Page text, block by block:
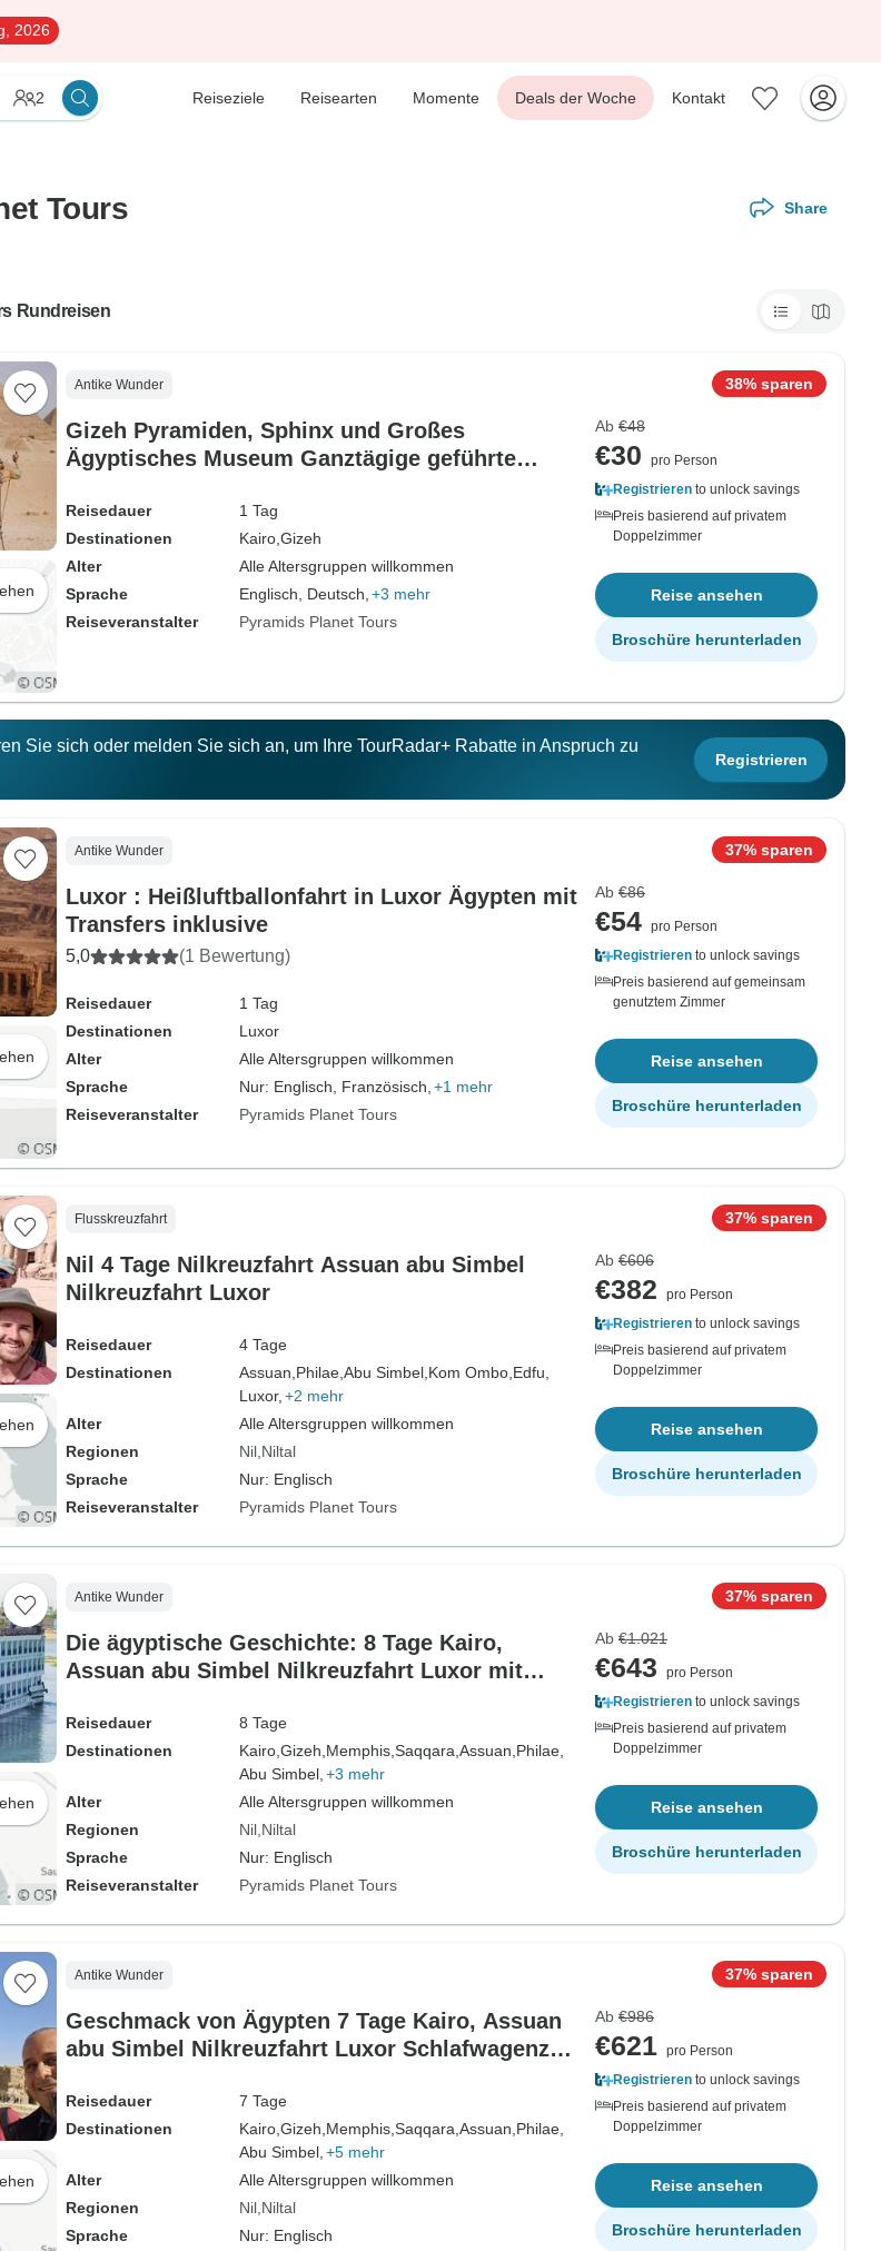
2026
2 Reiseziele Reisearten Momente Deals der Woche Kontakt
Tours Share
Rundreisen
Antike Wunder
Gizeh Pyramiden, Sphinx und Großes
Ägyptisches Museum Ganztägige geführte
Reisedauer
1 Tag
Destinationen
Kairo, Gizeh
Alter
Alle Altersgruppen willkommen
Sprache
Englisch, Deutsch, +3 mehr
Reiseveranstalter
Pyramids Planet Tours
38% sparen
Ab €48
€30
pro Person
Registrieren to unlock savings
Preis basierend auf privatem
Doppelzimmer
Reise ansehen
Broschüre herunterladen
Sie sich oder melden Sie sich an, um Ihre TourRadar+ Rabatte in Anspruch zu
Registrieren
Antike Wunder
Luxor : Heißluftballonfahrt in Luxor Ägypten mit
Transfers inklusive
5,0 (1 Bewertung)
Reisedauer
1 Tag
Destinationen
Luxor
Alter
Alle Altersgruppen willkommen
Sprache
Nur: Englisch, Französisch, +1 mehr
Reiseveranstalter
Pyramids Planet Tours
37% sparen
Ab €86
€54 pro Person
Registrieren to unlock savings
Preis basierend auf gemeinsam
genutztem Zimmer
Reise ansehen
Broschüre herunterladen
Flusskreuzfahrt
Nil 4 Tage Nilkreuzfahrt Assuan abu Simbel
Nilkreuzfahrt Luxor
Reisedauer
4 Tage
Destinationen
Assuan, Philae, Abu Simbel, Kom Ombo, Edfu,
Luxor, +2 mehr
Alter
Alle Altersgruppen willkommen
Regionen
Nil Niltal
Sprache
Nur: Englisch
Reiseveranstalter
Pyramids Planet Tours
37% sparen
Ab €606
€382
pro Person
Registrieren to unlock savings
Preis basierend auf privatem
Doppelzimmer
Reise ansehen
Broschüre herunterladen
Antike Wunder
Die ägyptische Geschichte: 8 Tage Kairo,
Assuan abu Simbel Nilkreuzfahrt Luxor mit
Reisedauer
8 Tage
Destinationen
Kairo, Gizeh, Memphis, Saqqara, Assuan, Philae,
Abu Simbel, +3 mehr
Alter
Alle Altersgruppen willkommen
Regionen
Nil Niltal
Sprache
Nur: Englisch
Reiseveranstalter
Pyramids Planet Tours
37% sparen
Ab €1.021
€643
pro Person
Registrieren to unlock savings
Preis basierend auf privatem
Doppelzimmer
Reise ansehen
Broschüre herunterladen
Antike Wunder
Geschmack von Ägypten 7 Tage Kairo, Assuan
abu Simbel Nilkreuzfahrt Luxor Schlafwagenzug
Reisedauer
7 Tage
Destinationen
Kairo, Gizeh, Memphis, Saqqara, Assuan, Philae,
Abu Simbel, +5 mehr
Alter
Alle Altersgruppen willkommen
Regionen
Nil Niltal
Sprache
Nur: Englisch
37% sparen
Ab €986
€621 pro Person
Registrieren to unlock savings
Preis basierend auf privatem
Doppelzimmer
Reise ansehen
Broschüre herunterladen